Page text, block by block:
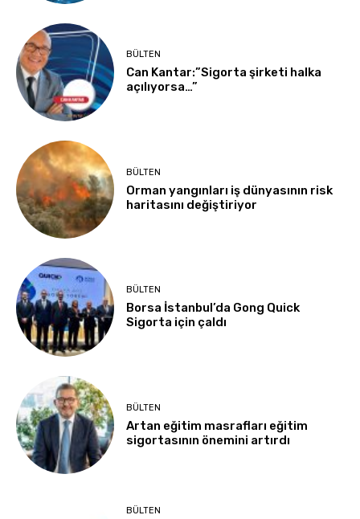
BÜLTEN
Can Kantar:”Sigorta şirketi halka
açılıyorsa…”
BÜLTEN
Orman yangınları iş dünyasının risk
haritasını değiştiriyor
BÜLTEN
Borsa İstanbul’da Gong Quick
Sigorta için çaldı
BÜLTEN
Artan eğitim masrafları eğitim
sigortasının önemini artırdı
BÜLTEN